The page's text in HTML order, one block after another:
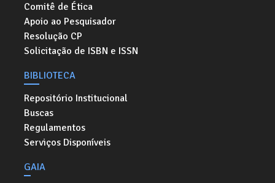
Comitê de Ética
Apoio ao Pesquisador
Resolução CP
Solicitação de ISBN e ISSN
BIBLIOTECA
Repositório Institucional
Buscas
Regulamentos
Serviços Disponíveis
GAIA